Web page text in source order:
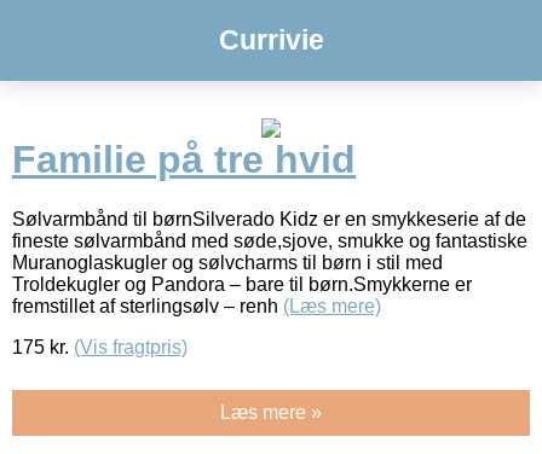
Currivie
Familie på tre hvid
Sølvarmbånd til børnSilverado Kidz er en smykkeserie af de
fineste sølvarmbånd med søde,sjove, smukke og fantastiske
Muranoglaskugler og sølvcharms til børn i stil med
Troldekugler og Pandora – bare til børn.Smykkerne er
fremstillet af sterlingsølv – renh (Læs mere)
175 kr. (Vis fragtpris)
Læs mere »